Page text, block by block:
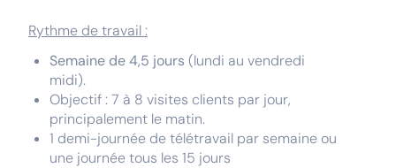
Rythme de travail :
Semaine de 4,5 jours (lundi au vendredi
midi).
Objectif : 7 à 8 visites clients par jour,
principalement le matin.
1 demi-journée de télétravail par semaine ou
une journée tous les 15 jours